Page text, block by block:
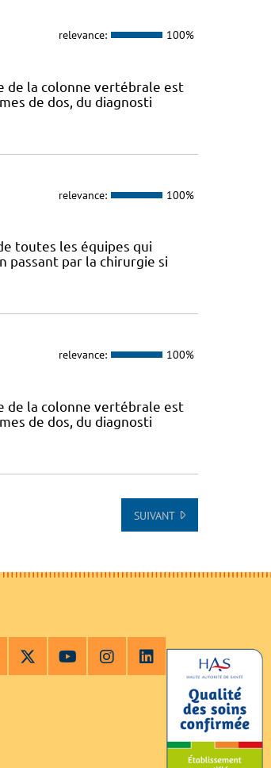
relevance: 100%
de la colonne vertébrale est
de dos, du diagnosti
relevance: 100%
toutes les équipes qui
passant par la chirurgie si
relevance: 100%
de la colonne vertébrale est
de dos, du diagnosti
SUIVANT